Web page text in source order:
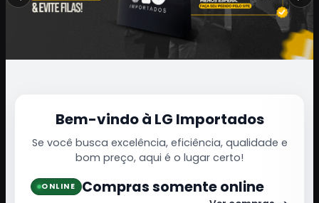
Bem-vindo à LG Importados
Se você busca excelência, eficiência, qualidade e
bom preço, aqui é o lugar certo!
ONLINE Compras somente online